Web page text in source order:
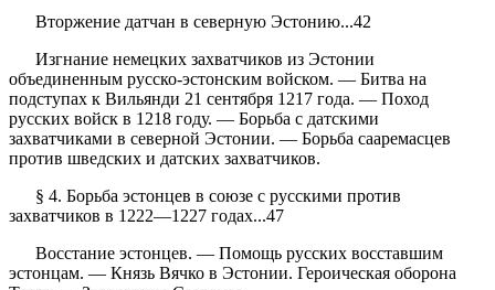
Вторжение датчан в северную Эстонию...42
Изгнание немецких захватчиков из Эстонии
объединенным русско-эстонским войском. — Битва на
подступах к Вильянди 21 сентября 1217 года. — Поход
русских войск в 1218 году. — Борьба с датскими
захватчиками в северной Эстонии. — Борьба сааремасцев
против шведских и датских захватчиков.
§ 4. Борьба эстонцев в союзе с русскими против
захватчиков в 1222—1227 годах...47
Восстание эстонцев. — Помощь русских восставшим
эстонцам. — Князь Вячко в Эстонии. Героическая оборона